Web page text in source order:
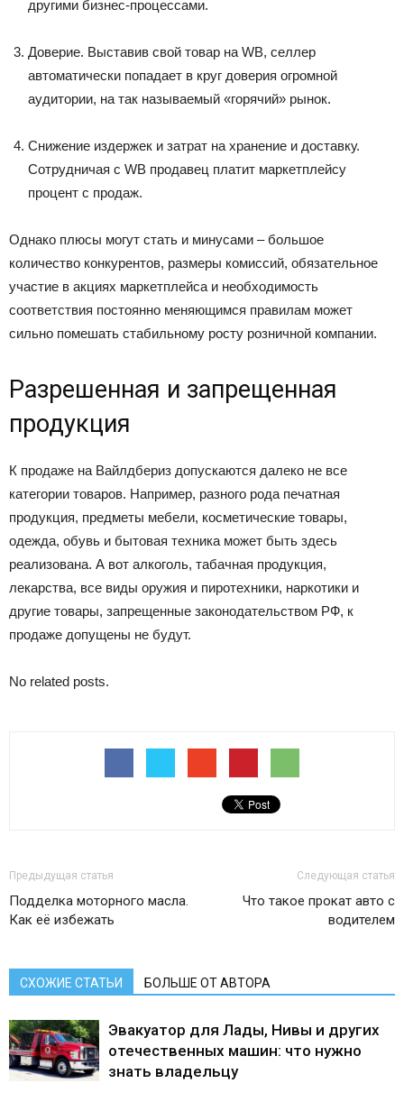
другими бизнес-процессами.
Доверие. Выставив свой товар на WB, селлер
автоматически попадает в круг доверия огромной
аудитории, на так называемый «горячий» рынок.
Снижение издержек и затрат на хранение и доставку.
Сотрудничая с WB продавец платит маркетплейсу
процент с продаж.
Однако плюсы могут стать и минусами – большое
количество конкурентов, размеры комиссий, обязательное
участие в акциях маркетплейса и необходимость
соответствия постоянно меняющимся правилам может
сильно помешать стабильному росту розничной компании.
Разрешенная и запрещенная
продукция
К продаже на Вайлдбериз допускаются далеко не все
категории товаров. Например, разного рода печатная
продукция, предметы мебели, косметические товары,
одежда, обувь и бытовая техника может быть здесь
реализована. А вот алкоголь, табачная продукция,
лекарства, все виды оружия и пиротехники, наркотики и
другие товары, запрещенные законодательством РФ, к
продаже допущены не будут.
No related posts.
Предыдущая статья
Подделка моторного масла.
Как её избежать
Следующая статья
Что такое прокат авто с
водителем
СХОЖИЕ СТАТЬИ БОЛЬШЕ ОТ АВТОРА
Эвакуатор для Лады, Нивы и других
отечественных машин: что нужно
знать владельцу